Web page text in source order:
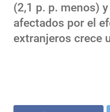
(2,1 p. p. menos)
afectados por el
extranjeros crece